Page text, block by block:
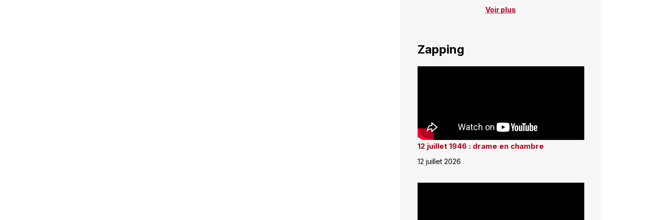
Voir plus
Zapping
12 juillet 1946 : drame en chambre
12 juillet 2026